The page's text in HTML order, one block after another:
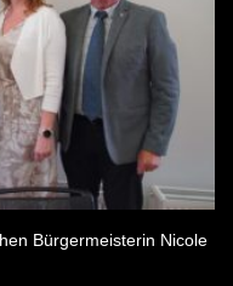
Bürgermeisterin Nicole